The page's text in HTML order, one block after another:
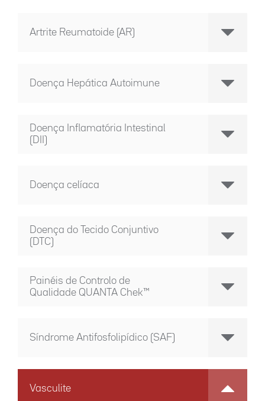
Artrite Reumatoide (AR)
Doença Hepática Autoimune
Doença Inflamatória Intestinal
(DII)
Doença celíaca
Doença do Tecido Conjuntivo
(DTC)
Painéis de Controlo de
Qualidade QUANTA Chek™
Síndrome Antifosfolipídico (SAF)
Vasculite